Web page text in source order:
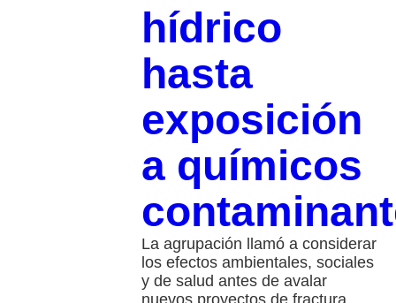
hídrico
hasta
exposición
a químicos
La agrupación llamó a considerar
los efectos ambientales, sociales
y de salud antes de avalar